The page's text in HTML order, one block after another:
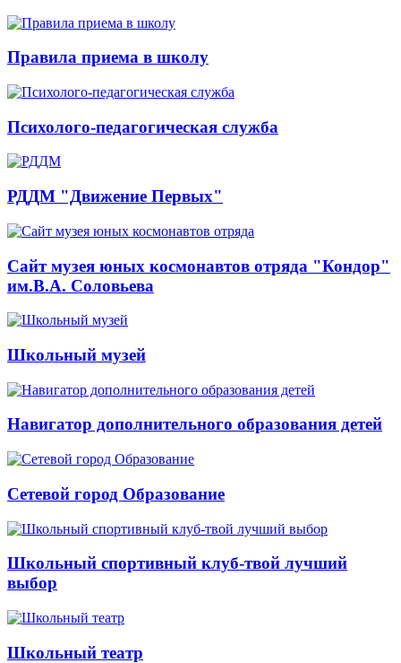
Правила приема в школу
Психолого-педагогическая служба
РДДМ "Движение Первых"
Сайт музея юных космонавтов отряда "Кондор"
им.В.А. Соловьева
Школьный музей
Навигатор дополнительного образования детей
Сетевой город Образование
Школьный спортивный клуб-твой лучший
выбор
Школьный театр